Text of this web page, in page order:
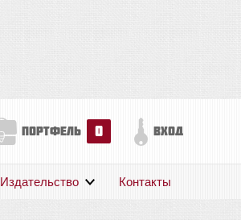
портфель 0 вход
Издательство Контакты